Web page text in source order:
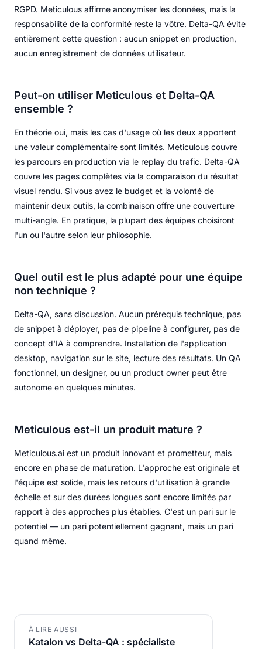
RGPD. Meticulous affirme anonymiser les données, mais la
responsabilité de la conformité reste la vôtre. Delta-QA évite
entièrement cette question : aucun snippet en production,
aucun enregistrement de données utilisateur.
Peut-on utiliser Meticulous et Delta-QA
ensemble ?
En théorie oui, mais les cas d'usage où les deux apportent
une valeur complémentaire sont limités. Meticulous couvre
les parcours en production via le replay du trafic. Delta-QA
couvre les pages complètes via la comparaison du résultat
visuel rendu. Si vous avez le budget et la volonté de
maintenir deux outils, la combinaison offre une couverture
multi-angle. En pratique, la plupart des équipes choisiront
l'un ou l'autre selon leur philosophie.
Quel outil est le plus adapté pour une équipe
non technique ?
Delta-QA, sans discussion. Aucun prérequis technique, pas
de snippet à déployer, pas de pipeline à configurer, pas de
concept d'IA à comprendre. Installation de l'application
desktop, navigation sur le site, lecture des résultats. Un QA
fonctionnel, un designer, ou un product owner peut être
autonome en quelques minutes.
Meticulous est-il un produit mature ?
Meticulous.ai est un produit innovant et prometteur, mais
encore en phase de maturation. L'approche est originale et
l'équipe est solide, mais les retours d'utilisation à grande
échelle et sur des durées longues sont encore limités par
rapport à des approches plus établies. C'est un pari sur le
potentiel — un pari potentiellement gagnant, mais un pari
quand même.
À LIRE AUSSI
Katalon vs Delta-QA : spécialiste